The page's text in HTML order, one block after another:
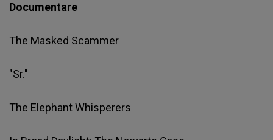
Documentare
The Masked Scammer
"Sr."
The Elephant Whisperers